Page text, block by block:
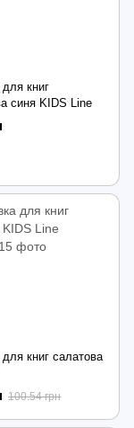
для книг
синя KIDS Line
для книг салатова
100.54 грн